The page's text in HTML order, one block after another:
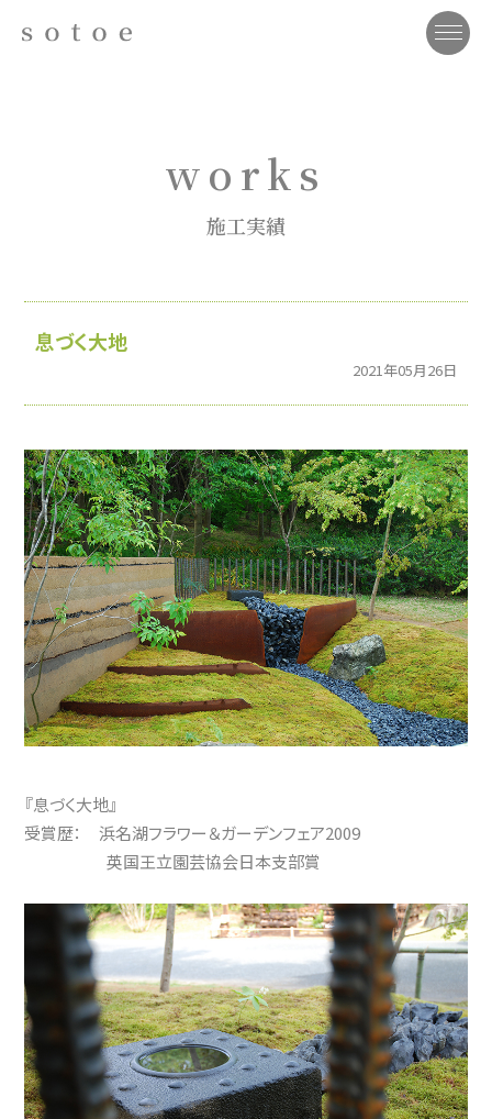
works
施工実績
息づく大地
2021年05月26日
『息づく大地』
受賞歴： 浜名湖フラワー＆ガーデンフェア2009
英国王立園芸協会日本支部賞